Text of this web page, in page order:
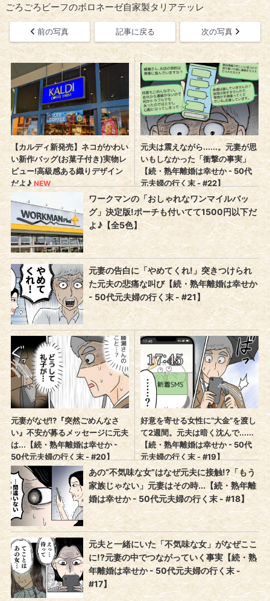
ごろごろビーフのボロネーゼ自家製タリアテッレ
前の写真 記事に戻る 次の写真